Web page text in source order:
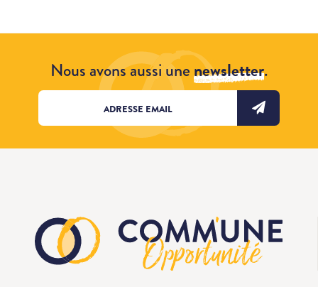
Nous avons aussi unenewsletter.